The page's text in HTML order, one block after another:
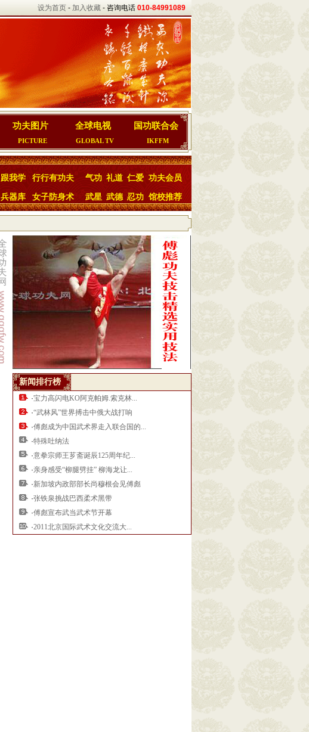
设为首页 - 加入收藏 - 咨询电话 010-84991089
功夫图片
PICTURE
全球电视
GLOBAL TV
国功联合会
IKFFM
跟我学 行行有功夫 气功 礼道 仁爱 功夫会员
兵器库 女子防身术 武星 武德 忍功 馆校推荐
新闻排行榜
·宝力高闪电KO阿克帕姆.索克林...
·“武林风”世界搏击中俄大战打响
·傅彪成为中国武术界走入联合国的...
·特殊吐纳法
·意拳宗师王芗斋诞辰125周年纪...
·亲身感受“柳腿劈挂” 柳海龙让...
·新加坡内政部部长尚穆根会见傅彪
·张铁泉挑战巴西柔术黑带
·傅彪宣布武当武术节开幕
·2011北京国际武术文化交流大...